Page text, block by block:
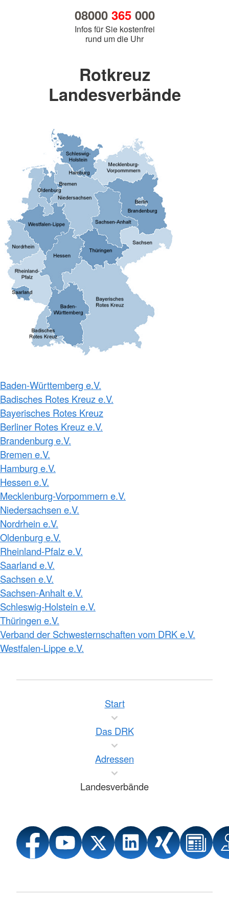
08000 365000
Infos für Sie kostenfrei
rund um die Uhr
Rotkreuz
Landesverbände
Baden-Württemberg e.V.
Badisches Rotes Kreuz e.V.
Bayerisches Rotes Kreuz
Berliner Rotes Kreuz e.V.
Brandenburg e.V.
Bremen e.V.
Hamburg e.V.
Hessen e.V.
Mecklenburg-Vorpommern e.V.
Niedersachsen e.V.
Nordrhein e.V.
Oldenburg e.V.
Rheinland-Pfalz e.V.
Saarland e.V.
Sachsen e.V.
Sachsen-Anhalt e.V.
Schleswig-Holstein e.V.
Thüringen e.V.
Verband der Schwesternschaften vom DRK e.V.
Westfalen-Lippe e.V.
Start
Das DRK
Adressen
Landesverbände